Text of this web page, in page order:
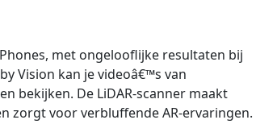
met ongelooflijke resultaten bij
Vision kan je videoâ€™s van
bekijken. De LiDAR-scanner maakt
zorgt voor verbluffende AR-ervaringen.